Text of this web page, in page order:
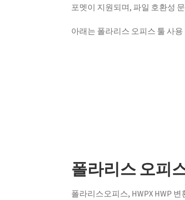
포멧이 지원되며, 파일 호환성
아래는 폴라리스 오피스 툴 사
폴라리스 오피
폴라리스오피스, HWPX HWP